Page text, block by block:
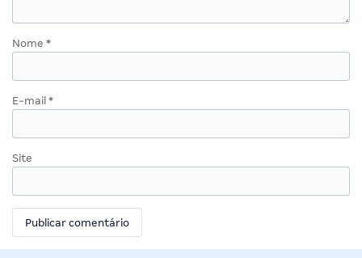
Nome *
E-mail *
Site